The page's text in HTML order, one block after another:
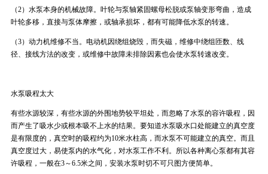
（2）水泵本身的机械故障。叶轮与泵轴紧固螺母松脱或泵轴变形弯曲，造成
叶轮多移，直接与泵体摩擦，或轴承损坏，都有可能降低水泵的转速。
（3）动力机维修不当。电动机因绕组烧毁，而失磁，维修中绕组匝数、线
径、接线方法的改变，或维修中故障未排除因素也会使水泵转速改变。
水泵吸程太大
有些水源较深，有些水源的外围地势较平坦处，而忽略了水泵的容许吸程，因
而产生了吸水少或根本吸不上水的结果。要知道水泵吸水口处能建立的真空度
是有限度的，真空时的吸程约为10米水柱高，而水泵不可能建立的真空。而且
真空度过大，易使泵内的水气化，对水泵工作不利。所以各种离心泵都有其容
许吸程，一般在3～6.5米之间，安装水泵时切不可只图方便简单。